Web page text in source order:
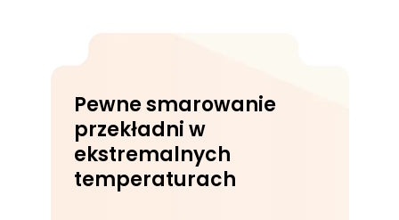
Pewne smarowanie
przekładni w
ekstremalnych
temperaturach